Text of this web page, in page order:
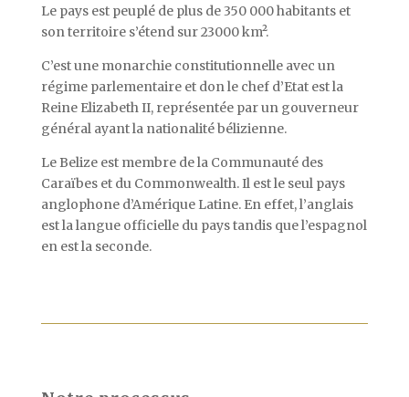
Le pays est peuplé de plus de 350 000 habitants et
son territoire s’étend sur 23000 km².
C’est une monarchie constitutionnelle avec un
régime parlementaire et don le chef d’Etat est la
Reine Elizabeth II, représentée par un gouverneur
général ayant la nationalité bélizienne.
Le Belize est membre de la Communauté des
Caraïbes et du Commonwealth. Il est le seul pays
anglophone d’Amérique Latine. En effet, l’anglais
est la langue officielle du pays tandis que l’espagnol
en est la seconde.